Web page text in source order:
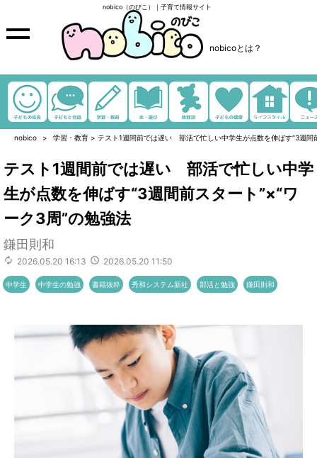
nobico（のびこ）｜子育て情報サイト
nobicoとは？
nobico 学習・教育 > テスト1週間前では遅い 部活で忙しい中学生が点数を伸ばす“3週間
テスト1週間前では遅い 部活で忙しい中学
生が点数を伸ばす“3週間前スタート”×“ワ
ーク3周”の勉強法
鎌田則和
2026.05.20 16:13 2026.05.20 11:50
中学生 中学生の勉強 書籍抜粋 秀和システム新社 部活と勉強 鎌田則和